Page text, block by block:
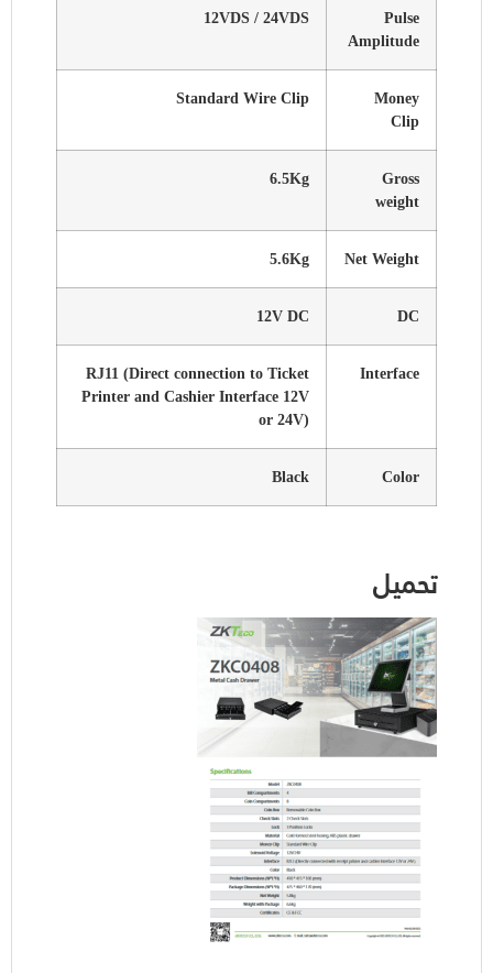
Pulse
Amplitude
12VDS / 24VDS
Money
Clip
Standard Wire Clip
Gross
weight
6.5Kg
Net Weight
5.6Kg
DC
12V DC
Interface
RJ11 (Direct connection to Ticket
Printer and Cashier Interface 12V
or 24V)
Color
Black
تحميل